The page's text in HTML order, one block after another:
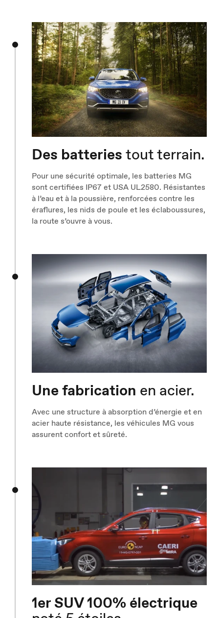
Des batteries tout terrain.
Pour une sécurité optimale, les batteries MG
sont certifiées IP67 et USA UL2580. Résistantes
à l’eau et à la poussière, renforcées contre les
éraflures, les nids de poule et les éclaboussures,
la route s’ouvre à vous.
Une fabrication en acier.
Avec une structure à absorption d’énergie et en
acier haute résistance, les véhicules MG vous
assurent confort et sûreté.
1er SUV 100% électrique